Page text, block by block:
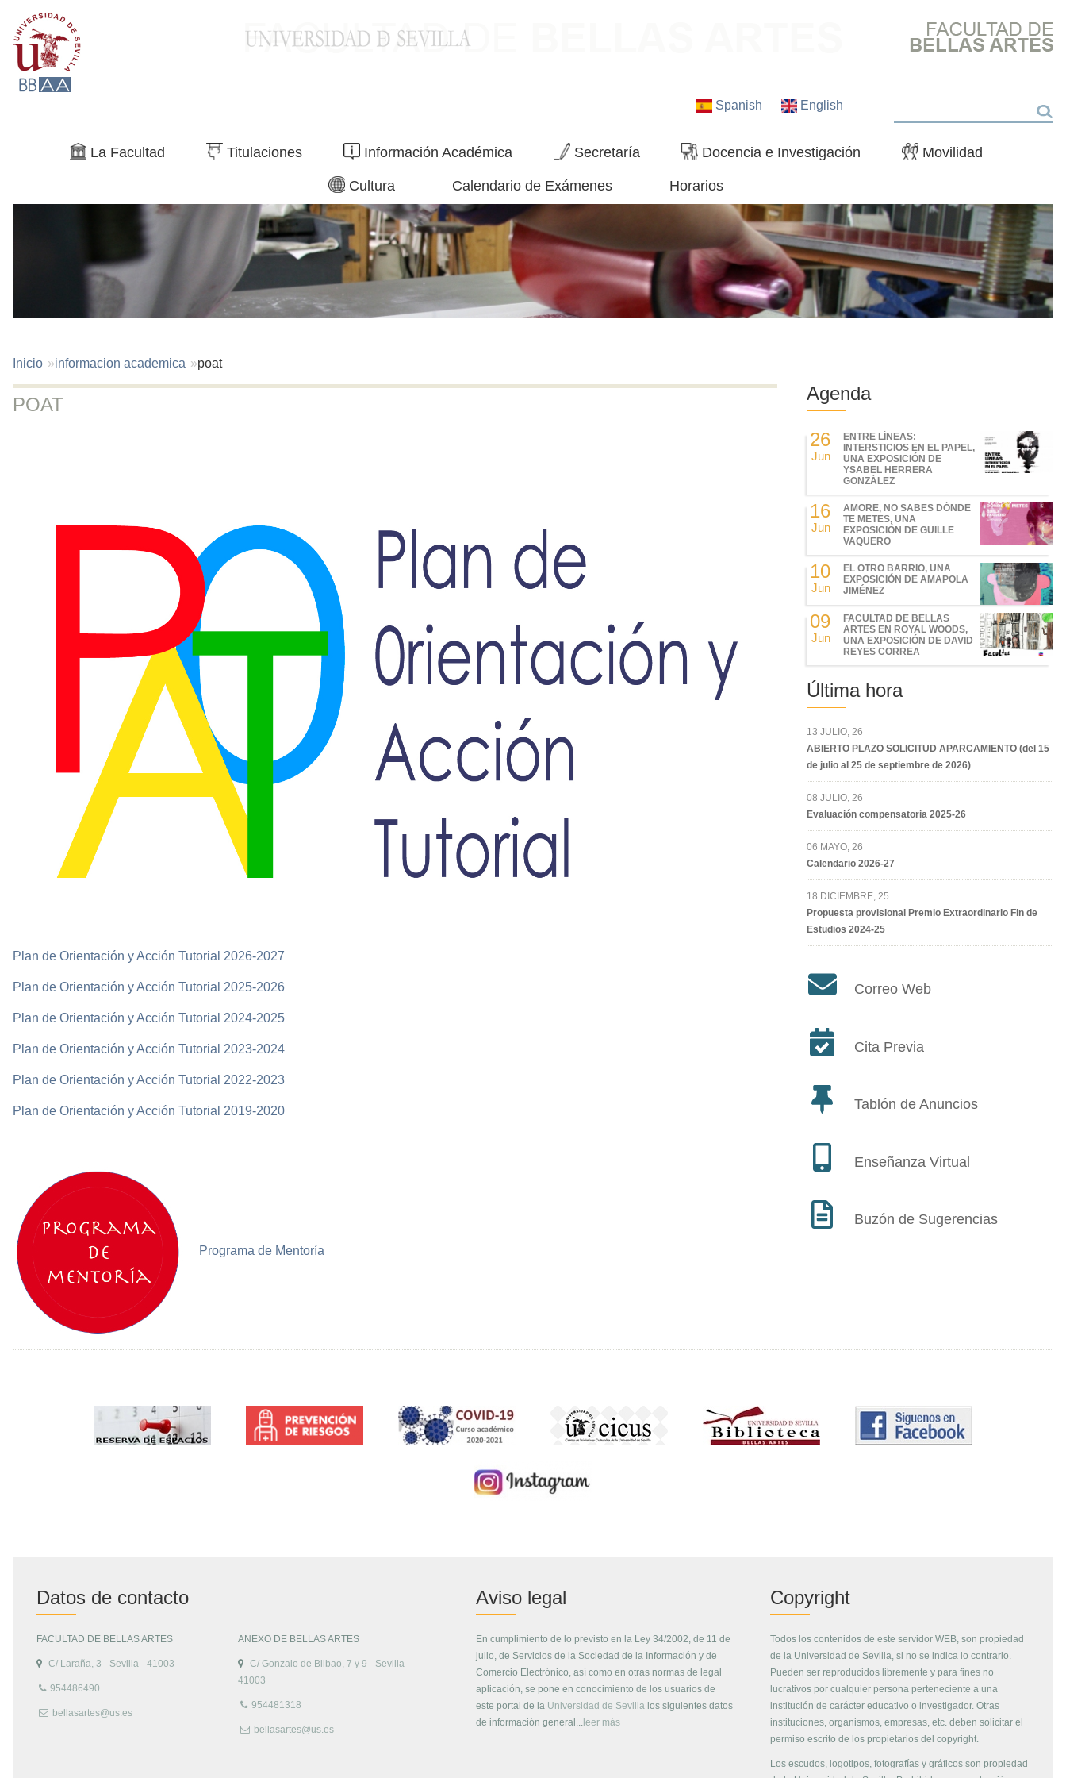
Spanish English
Buscar La Facultad Titulaciones Información Académica Secretaría Docencia e Investigación
Movilidad
Cultura
Calendario de Exámenes Horarios
You
here:
Inicio informacion academica poat
POAT
Plan de Orientación y Acción Tutorial 2026-2027
Plan de Orientación y Acción Tutorial 2025-2026
Plan de Orientación y Acción Tutorial 2024-2025
Plan de Orientación y Acción Tutorial 2023-2024
Plan de Orientación y Acción Tutorial 2022-2023
Plan de Orientación y Acción Tutorial 2019-2020
Programa de Mentoría
Agenda
26
Jun
ENTRE LÍNEAS:
INTERSTICIOS EN EL PAPEL,
UNA EXPOSICIÓN DE
YSABEL HERRERA
GONZÁLEZ
16
Jun
AMORE, NO SABES DÓNDE
TE METES, UNA
EXPOSICIÓN DE GUILLE
VAQUERO
10
Jun
EL OTRO BARRIO, UNA
EXPOSICIÓN DE AMAPOLA
JIMÉNEZ
09
Jun
FACULTAD DE BELLAS
ARTES EN ROYAL WOODS,
UNA EXPOSICIÓN DE DAVID
REYES CORREA
Última hora
13 JULIO, 26
ABIERTO PLAZO SOLICITUD APARCAMIENTO (del 15
de julio al 25 de septiembre de 2026)
08 JULIO, 26
Evaluación compensatoria 2025-26
06 MAYO, 26
Calendario 2026-27
18 DICIEMBRE, 25
Propuesta provisional Premio Extraordinario Fin de
Estudios 2024-25
Correo Web
Cita Previa
Tablón de Anuncios
Enseñanza Virtual
Buzón de Sugerencias
Datos de contacto
FACULTAD DE BELLAS ARTES
C/ Laraña, 3 - Sevilla - 41003
954486490
bellasartes@us.es
ANEXO DE BELLAS ARTES
C/ Gonzalo de Bilbao, 7 y 9 - Sevilla -
41003
954481318
bellasartes@us.es
Aviso legal
En cumplimiento de lo previsto en la Ley 34/2002, de 11 de
julio, de Servicios de la Sociedad de la Información y de
Comercio Electrónico, así como en otras normas de legal
aplicación, se pone en conocimiento de los usuarios de
este portal de la Universidad de Sevilla los siguientes datos
de información general...leer más
Copyright
Todos los contenidos de este servidor WEB, son propiedad
de la Universidad de Sevilla, si no se indica lo contrario.
Pueden ser reproducidos libremente y para fines no
lucrativos por cualquier persona perteneciente a una
institución de carácter educativo o investigador. Otras
instituciones, organismos, empresas, etc. deben solicitar el
permiso escrito de los propietarios del copyright.
Los escudos, logotipos, fotografías y gráficos son propiedad